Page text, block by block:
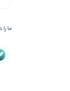
ما